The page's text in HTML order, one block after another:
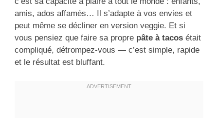
amis, ados affamés… Il s’adapte à vos envies et
peut même se décliner en version veggie. Et si
vous pensiez que faire sa propre pâte à tacos était
compliqué, détrompez-vous — c’est simple, rapide
et le résultat est bluffant.